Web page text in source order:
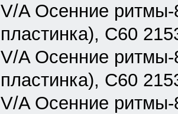
V/A Осенние ритмы-
пластинка), С60
V/A Осенние ритмы-
пластинка), С60
V/A Осенние ритмы-